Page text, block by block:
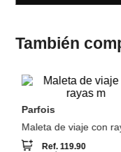
También
Parfois
Maleta de viaje con
Ref.119.90